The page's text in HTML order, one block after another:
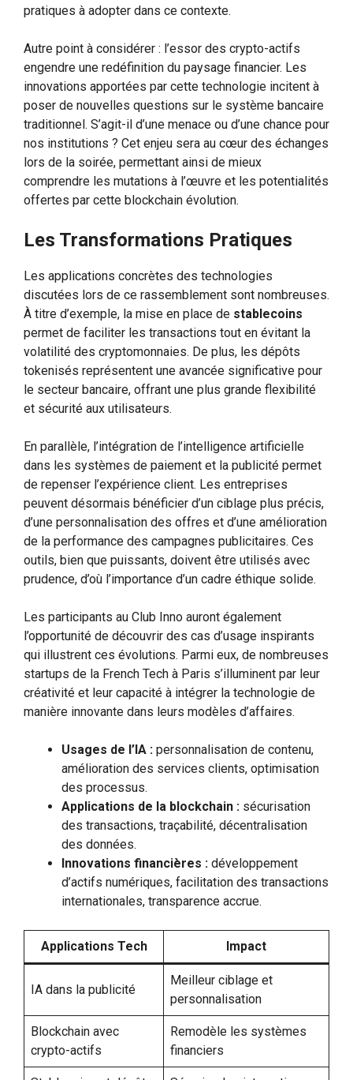
pratiques à adopter dans ce contexte.
Autre point à considérer : l’essor des crypto-actifs
engendre une redéfinition du paysage financier. Les
innovations apportées par cette technologie incitent à
poser de nouvelles questions sur le système bancaire
traditionnel. S’agit-il d’une menace ou d’une chance pour
nos institutions ? Cet enjeu sera au cœur des échanges
lors de la soirée, permettant ainsi de mieux
comprendre les mutations à l’œuvre et les potentialités
offertes par cette blockchain évolution.
Les Transformations Pratiques
Les applications concrètes des technologies
discutées lors de ce rassemblement sont nombreuses.
À titre d’exemple, la mise en place de stablecoins
permet de faciliter les transactions tout en évitant la
volatilité des cryptomonnaies. De plus, les dépôts
tokenisés représentent une avancée significative pour
le secteur bancaire, offrant une plus grande flexibilité
et sécurité aux utilisateurs.
En parallèle, l’intégration de l’intelligence artificielle
dans les systèmes de paiement et la publicité permet
de repenser l’expérience client. Les entreprises
peuvent désormais bénéficier d’un ciblage plus précis,
d’une personnalisation des offres et d’une amélioration
de la performance des campagnes publicitaires. Ces
outils, bien que puissants, doivent être utilisés avec
prudence, d’où l’importance d’un cadre éthique solide.
Les participants au Club Inno auront également
l’opportunité de découvrir des cas d’usage inspirants
qui illustrent ces évolutions. Parmi eux, de nombreuses
startups de la French Tech à Paris s’illuminent par leur
créativité et leur capacité à intégrer la technologie de
manière innovante dans leurs modèles d’affaires.
Usages de l’IA : personnalisation de contenu,
amélioration des services clients, optimisation
des processus.
Applications de la blockchain : sécurisation
des transactions, traçabilité, décentralisation
des données.
Innovations financières : développement
d’actifs numériques, facilitation des transactions
internationales, transparence accrue.
Applications Tech Impact
IA dans la publicité
Meilleur ciblage et
personnalisation
Blockchain avec
crypto-actifs
Remodèle les systèmes
financiers